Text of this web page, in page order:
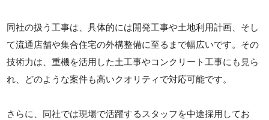
同社の扱う工事は、具体的には開発工事や土地利用計画、そし
て流通店舗や集合住宅の外構整備に至るまで幅広いです。その
技術力は、重機を活用した土工事やコンクリート工事にも見ら
れ、どのような案件も高いクオリティで対応可能です。
さらに、同社では現場で活躍するスタッフを中途採用してお